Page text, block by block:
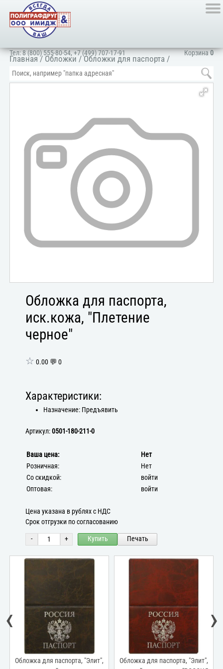
Корзина0
Тел:8 (800) 555-80-54,+7 (499) 707-17-91
Главная / Обложки /Обложки для паспорта /
Искусственные материалы/Искусственная кожа
Обложка для паспорта,
иск.кожа, "Плетение
черное"
☆ 0.00 💬 0
Характеристики:
Назначение: Предъявить
Артикул:0501-180-211-0
Ваша цена:
Нет
Розничная:
Нет
Со скидкой:
войти
Оптовая:
войти
Цена указана в рублях с НДС
Срок отгрузки по согласованию
- + Купить Печать
Обложка для паспорта, "Элит",
Обложка для паспорта, "Элит",
‹ ›